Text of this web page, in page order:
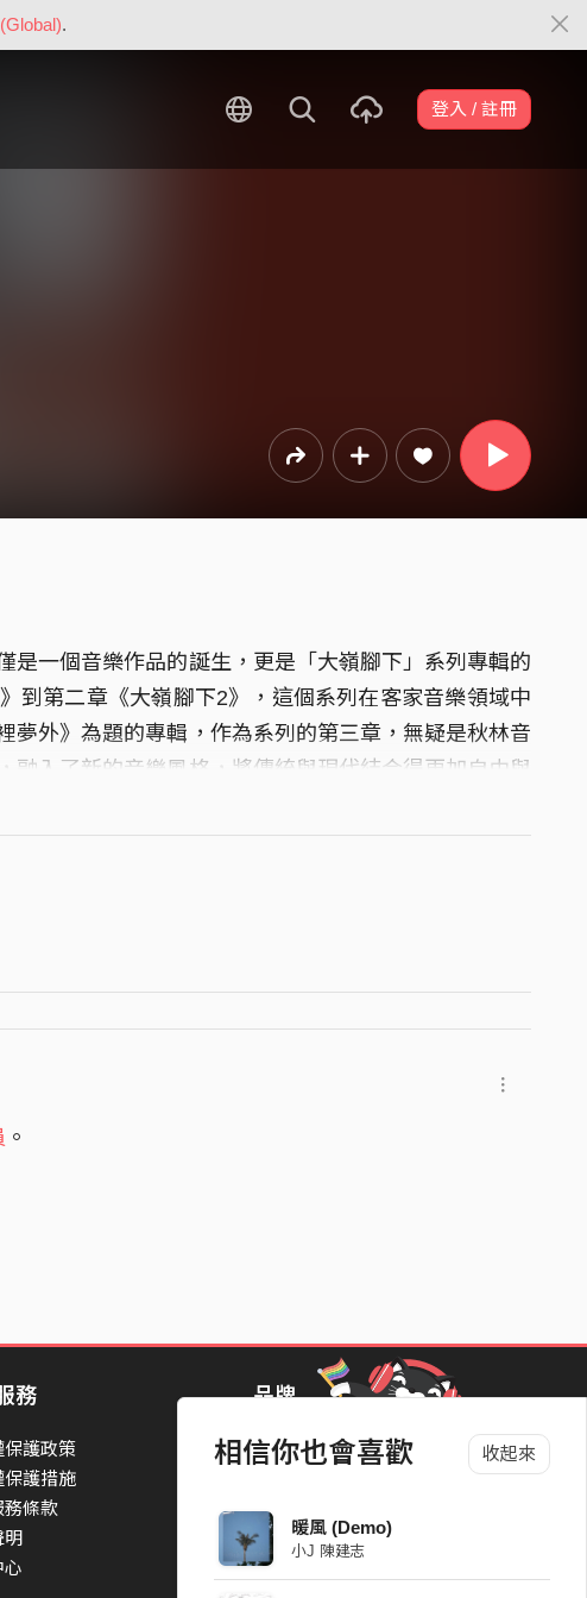
.
登入 / 註冊
相信你也會喜歡 收起來
暖風 (Demo)
小J 陳建志
是一個音樂作品的誕生，更是「大嶺腳下」系列專輯的
到第二章《大嶺腳下2》，這個系列在客家音樂領域中
夢外》為題的專輯，作為系列的第三章，無疑是秋林音
融入了新的音樂風格，將傳統與現代結合得更加自由與
的溫度，同時也體驗到了音樂創新帶來的新鮮感。
。
務
保護政策
保護措施
務條款
心
品牌
StreetVoice Awards 街聲音樂獎
Blow 吹音樂
Packer 派歌
SimpleLife 簡單生活節